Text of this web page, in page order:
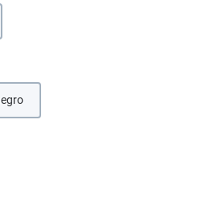
no está disponible en este momento.)
(Esta opción no está disponible en este